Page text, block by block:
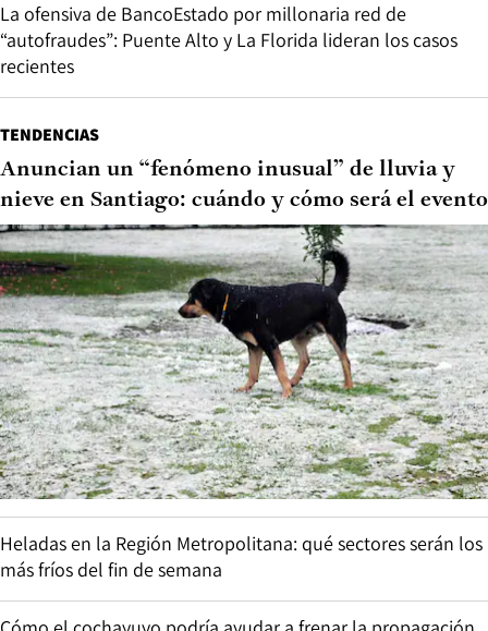
La ofensiva de BancoEstado por millonaria red de
“autofraudes”: Puente Alto y La Florida lideran los casos
recientes
TENDENCIAS
Anuncian un “fenómeno inusual” de lluvia y
nieve en Santiago: cuándo y cómo será el evento
Heladas en la Región Metropolitana: qué sectores serán los
más fríos del fin de semana